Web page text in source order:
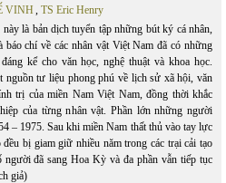
VINH TS Eric Henry
này là bản dịch tuyển tập những bút ký cá nhân,
báo chí về các nhân vật Việt Nam đã có những
kể cho văn học, nghệ thuật và khoa học.
nguồn tư liệu phong phú về lịch sử xã hội, văn
trị của miền Nam Việt Nam, đồng thời khắc
của từng nhân vật. Phần lớn những người
– 1975. Sau khi miền Nam thất thủ vào tay lực
bị giam giữ nhiều năm trong các trại cải tạo
đã sang Hoa Kỳ và đa phần vẫn tiếp tục
giả)